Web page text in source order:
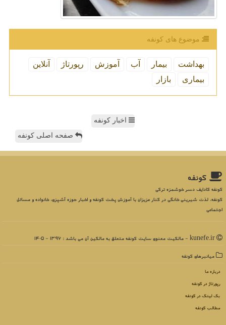
موضوع های كونفه
بهداشت بیمار آب آموزش رپورتاژ
آنلاین
بیماری
بازار
اخبار کونفه
صفحه اصلی کونفه
كونفه
کونفه کادایف دسر خوشمزه ترکی
کونفه، لذت شیرینی خانگی در کنار عزیزان با آموزش پخت کونفه و اخبار حوزه آشپزی، خانواده و مسائل
اجتماعی
میانبرهای كونفه
درباره ما
رپورتاژ در كونفه
بک لینک در كونفه
مطالب كونفه